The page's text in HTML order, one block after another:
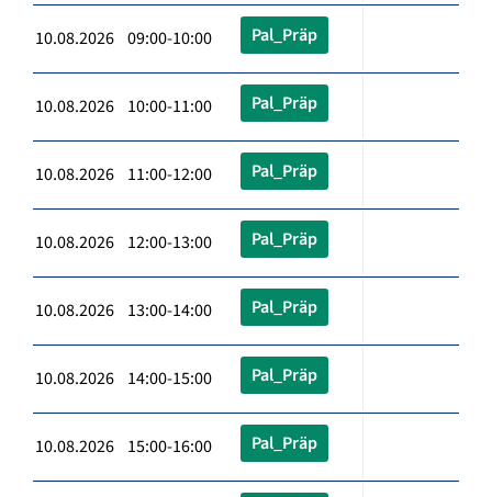
10.08.2026 09:00-10:00 Pal_Präp
10.08.2026 10:00-11:00 Pal_Präp
10.08.2026 11:00-12:00 Pal_Präp
10.08.2026 12:00-13:00 Pal_Präp
10.08.2026 13:00-14:00 Pal_Präp
10.08.2026 14:00-15:00 Pal_Präp
10.08.2026 15:00-16:00 Pal_Präp